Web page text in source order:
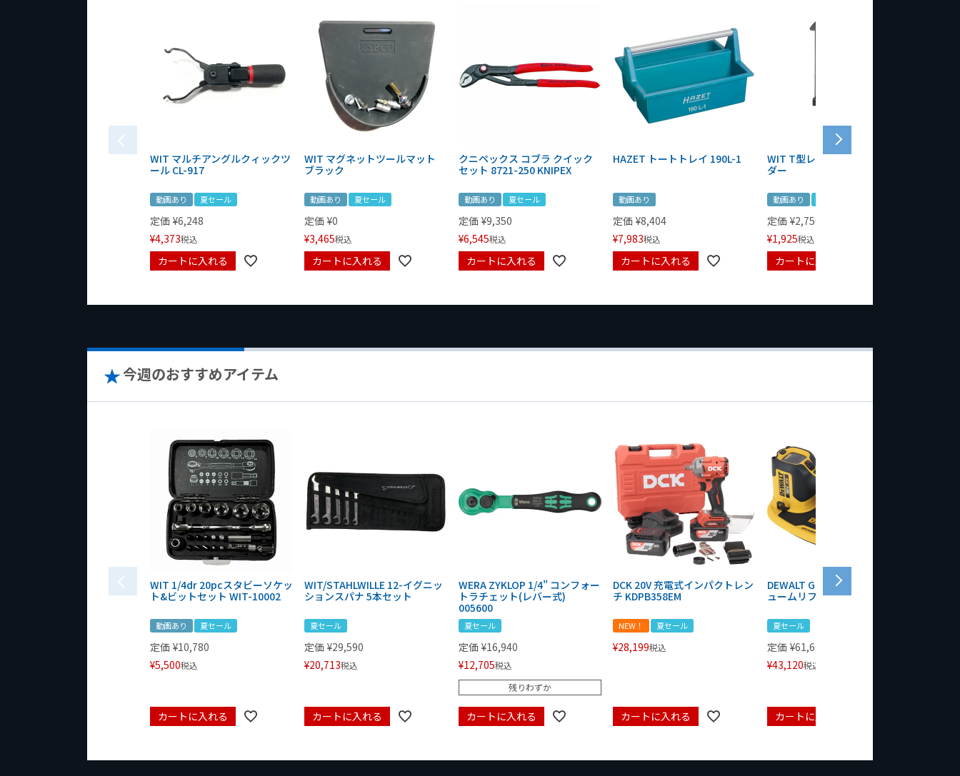
WIT マルチアングルクィックツ
ール CL-917
動画あり 夏セール
定価 ¥6,248
¥4,373税込
カートに入れる
WIT マグネットツールマット
ブラック
動画あり 夏セール
定価 ¥0
¥3,465税込
カートに入れる
クニペックス コブラ クイック
セット 8721-250 KNIPEX
動画あり 夏セール
定価 ¥9,350
¥6,545税込
カートに入れる
HAZET トートトレイ 190L-1
動画あり
定価 ¥8,404
¥7,983税込
カートに入れる
WIT T型レンチマグネットホル
ダー
動画あり
定価 ¥2,750
¥1,925税込
カートに入れる
今週のおすすめアイテム
WIT 1/4dr 20pcスタビーソケッ
ト&ビットセット WIT-10002
動画あり 夏セール
定価 ¥10,780
¥5,500税込
カートに入れる
WIT/STAHLWILLE 12-イグニッ
ションスパナ 5本セット
夏セール
定価 ¥29,590
¥20,713税込
カートに入れる
WERA ZYKLOP 1/4" コンフォー
トラチェット(レバー式)
005600
夏セール
定価 ¥16,940
¥12,705税込
残りわずか
カートに入れる
DCK 20V 充電式インパクトレン
チ KDPB358EM
NEW！ 夏セール
¥28,199税込
カートに入れる
DEWALT GRABO 18V電動バキ
ュームリフター DCE590N-XJ
夏セール
定価 ¥61,600
¥43,120税込
カートに入れる